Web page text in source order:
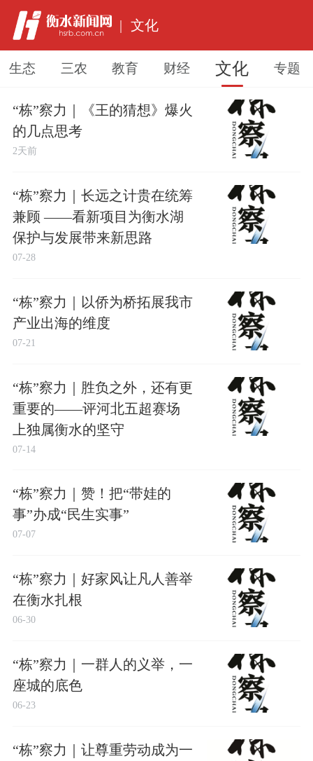
| 文化
生态 三农 教育 财经 文化 专题
“栋”察力｜《王的猜想》爆火
的几点思考
2天前
“栋”察力｜长远之计贵在统筹
兼顾 ——看新项目为衡水湖
保护与发展带来新思路
07-28
“栋”察力｜以侨为桥拓展我市
产业出海的维度
07-21
“栋”察力｜胜负之外，还有更
重要的——评河北五超赛场
上独属衡水的坚守
07-14
“栋”察力｜赞！把“带娃的
事”办成“民生实事”
07-07
“栋”察力｜好家风让凡人善举
在衡水扎根
06-30
“栋”察力｜一群人的义举，一
座城的底色
06-23
“栋”察力｜让尊重劳动成为一